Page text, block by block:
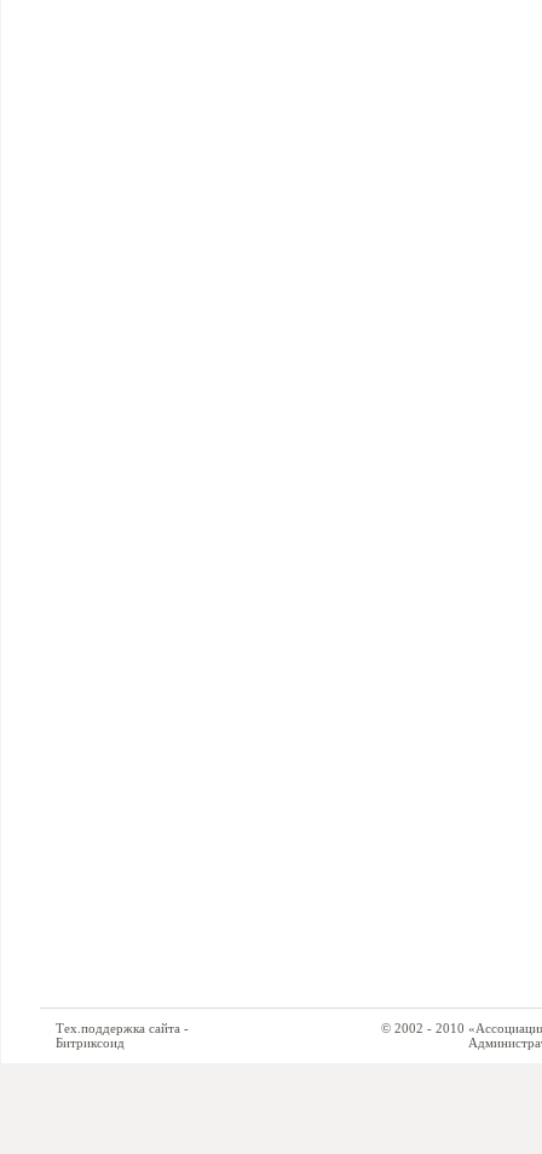
Тех.поддержка сайта -
Битриксоид
© 2002 - 2010 «Ассоциация